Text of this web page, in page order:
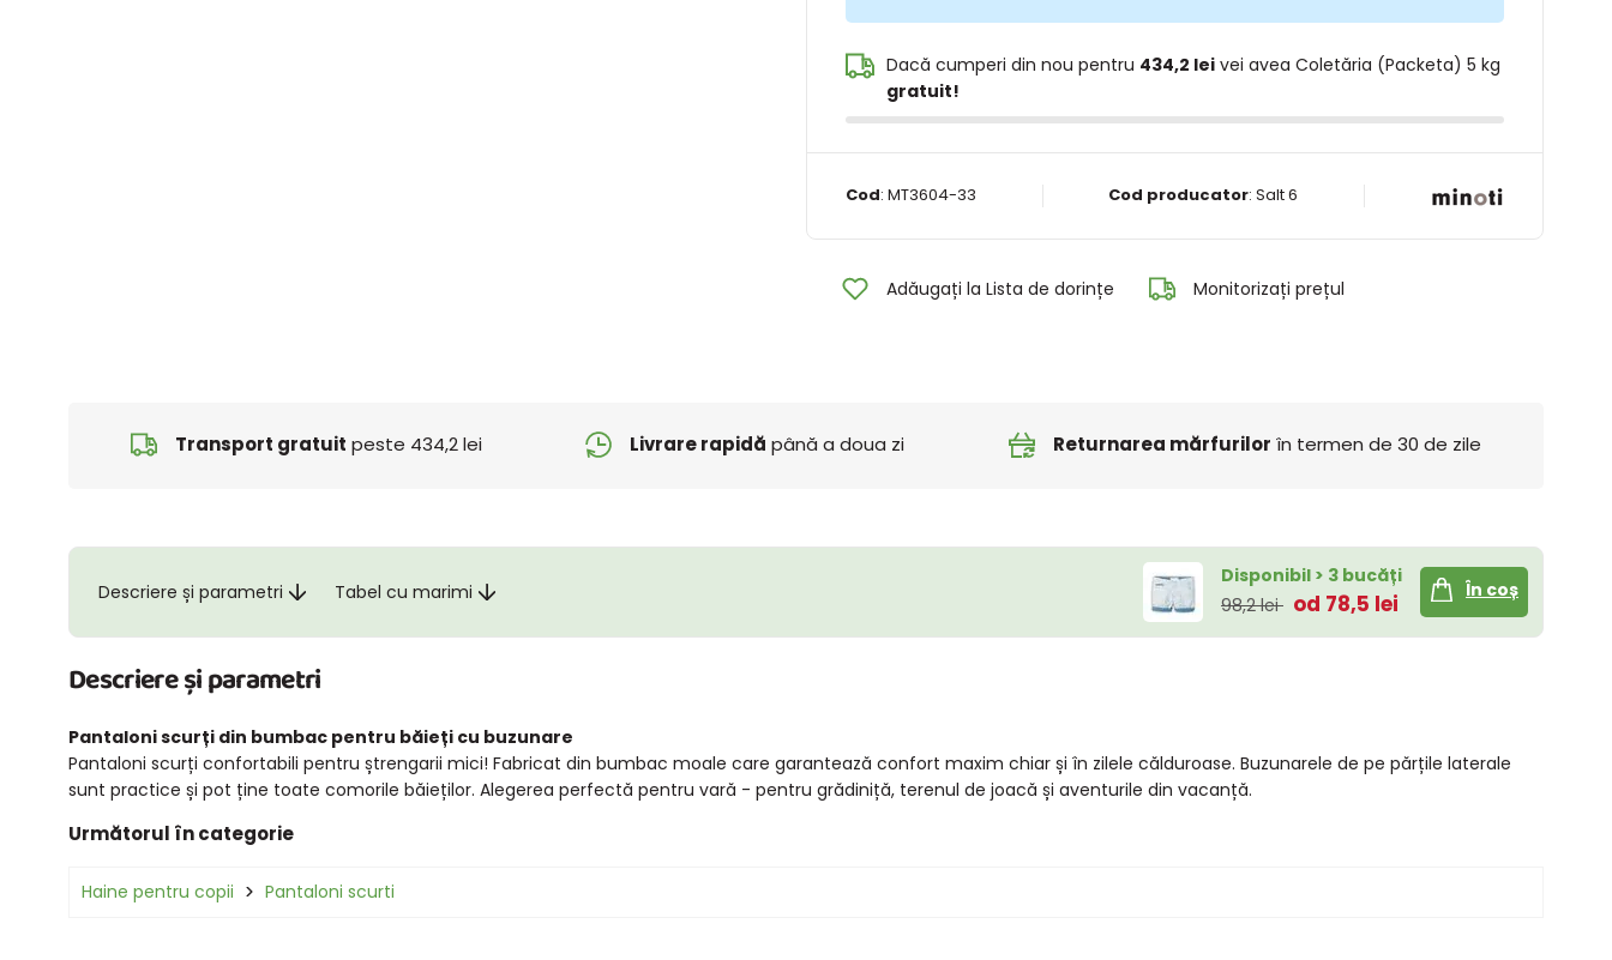
Dacă cumperi din nou pentru 434,2 leivei avea Coletăria (Packeta) 5 kg
gratuit!
Cod: MT3604-33 Cod producator:Salt 6
Adăugați la Lista de dorințe Monitorizați prețul
Transport gratuit peste 434,2 lei Livrare rapidă până a doua zi Returnarea mărfurilor în termen de 30 de zile
Descriere și parametri Tabel cu marimi
Disponibil > 3 bucăți
98,2 lei od 78,5 lei
În coș
Descriere și parametri
Pantaloni scurți din bumbac pentru băieți cu buzunare
Pantaloni scurți confortabili pentru ștrengarii mici! Fabricat din bumbac moale care garantează confort maxim chiar și în zilele călduroase. Buzunarele de pe părțile laterale
sunt practice și pot ține toate comorile băieților. Alegerea perfectă pentru vară - pentru grădiniță, terenul de joacă și aventurile din vacanță.
Următorul în categorie
Haine pentru copii Pantaloni scurti